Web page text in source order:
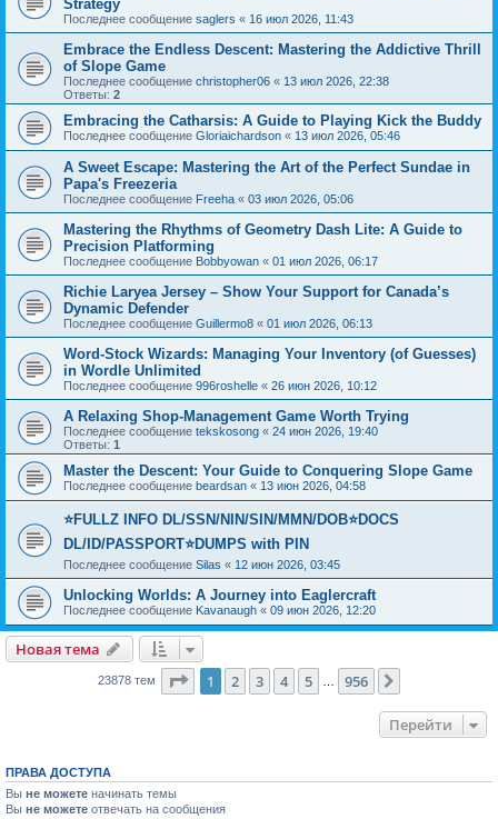
Strategy
Последнее сообщение saglers « 16 июл 2026, 11:43
Embrace the Endless Descent: Mastering the Addictive Thrill
of Slope Game
Последнее сообщение christopher06 « 13 июл 2026, 22:38
Ответы: 2
Embracing the Catharsis: A Guide to Playing Kick the Buddy
Последнее сообщение Gloriaichardson « 13 июл 2026, 05:46
A Sweet Escape: Mastering the Art of the Perfect Sundae in
Papa's Freezeria
Последнее сообщение Freeha « 03 июл 2026, 05:06
Mastering the Rhythms of Geometry Dash Lite: A Guide to
Precision Platforming
Последнее сообщение Bobbyowan « 01 июл 2026, 06:17
Richie Laryea Jersey – Show Your Support for Canada’s
Dynamic Defender
Последнее сообщение Guillermo8 « 01 июл 2026, 06:13
Word-Stock Wizards: Managing Your Inventory (of Guesses)
in Wordle Unlimited
Последнее сообщение 996roshelle « 26 июн 2026, 10:12
A Relaxing Shop-Management Game Worth Trying
Последнее сообщение tekskosong « 24 июн 2026, 19:40
Ответы: 1
Master the Descent: Your Guide to Conquering Slope Game
Последнее сообщение beardsan « 13 июн 2026, 04:58
⭐FULLZ INFO DL/SSN/NIN/SIN/MMN/DOB⭐DOCS
DL/ID/PASSPORT⭐DUMPS with PIN
Последнее сообщение Silas « 12 июн 2026, 03:45
Unlocking Worlds: A Journey into Eaglercraft
Последнее сообщение Kavanaugh « 09 июн 2026, 12:20
Новая тема
23878 тем Страница из 956
1 2 3 4 5 956
Перейти
ПРАВА ДОСТУПА
Вы не можете начинать темы
Вы не можете отвечать на сообщения